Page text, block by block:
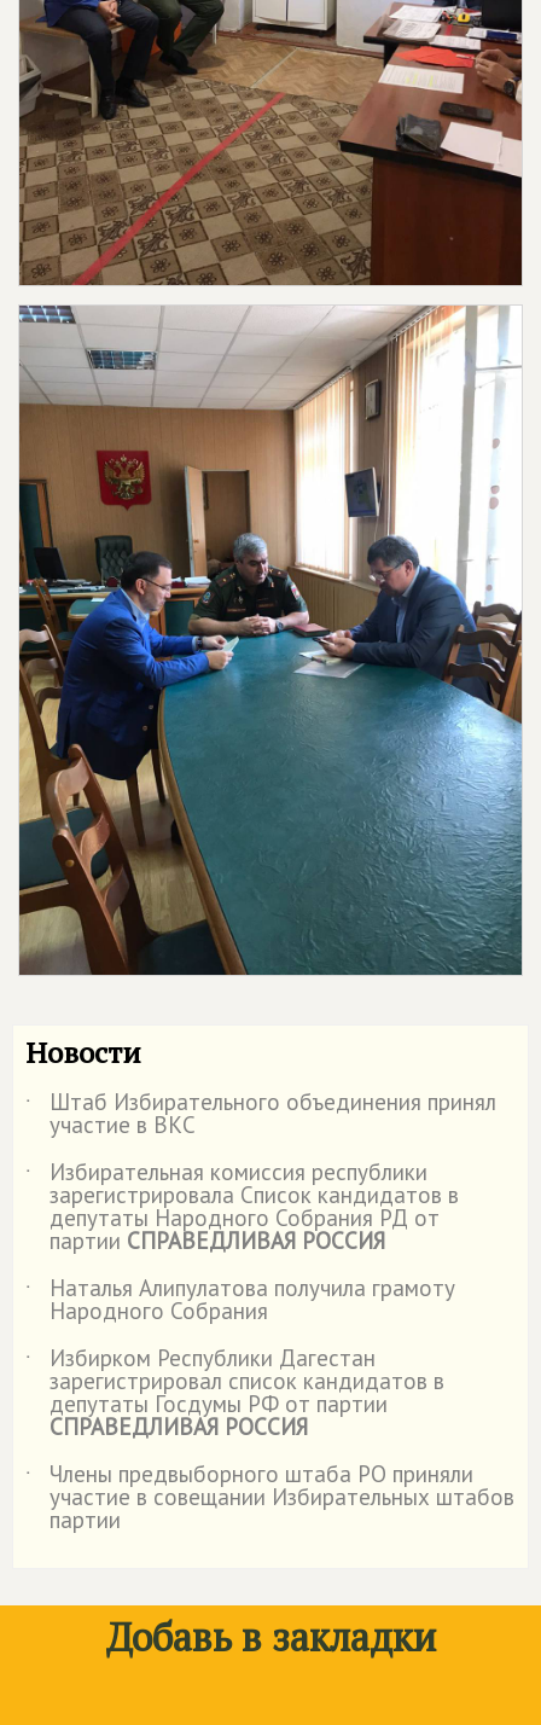
Новости
˙ Штаб Избирательного объединения принял
участие в ВКС
˙
Избирательная комиссия республики
зарегистрировала Список кандидатов в
депутаты Народного Собрания РД от
партии СПРАВЕДЛИВАЯ РОССИЯ
˙
Наталья Алипулатова получила грамоту
Народного Собрания
˙
Избирком Республики Дагестан
зарегистрировал список кандидатов в
депутаты Госдумы РФ от партии
СПРАВЕДЛИВАЯ РОССИЯ
˙
Члены предвыборного штаба РО приняли
участие в совещании Избирательных штабов
партии
Добавь в закладки